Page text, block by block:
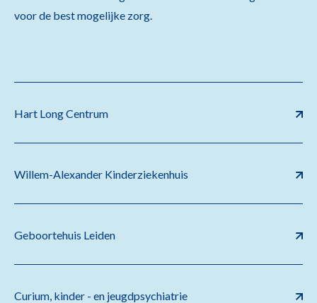
voor de best mogelijke zorg.
Hart Long Centrum
Willem-Alexander Kinderziekenhuis
Geboortehuis Leiden
Curium, kinder - en jeugdpsychiatrie